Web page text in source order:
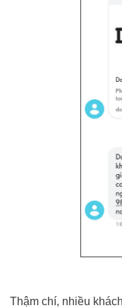
Thậm chí, nhiều